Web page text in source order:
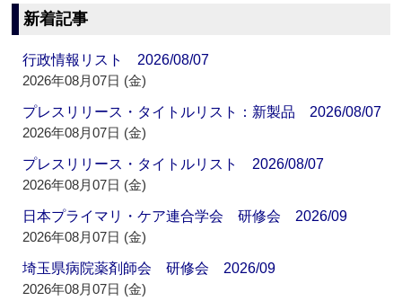
新着記事
行政情報リスト 2026/08/07
2026年08月07日 (金)
プレスリリース・タイトルリスト：新製品 2026/08/07
2026年08月07日 (金)
プレスリリース・タイトルリスト 2026/08/07
2026年08月07日 (金)
日本プライマリ・ケア連合学会 研修会 2026/09
2026年08月07日 (金)
埼玉県病院薬剤師会 研修会 2026/09
2026年08月07日 (金)